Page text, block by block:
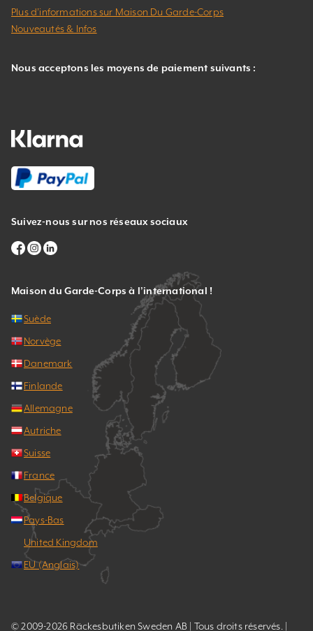
Plus d’informations sur Maison Du Garde-Corps
Nouveautés & Infos
Nous acceptons les moyens de paiement suivants :
Suivez-nous sur nos réseaux sociaux
Maison du Garde-Corps à l’international !
Suède
Norvège
Danemark
Finlande
Allemagne
Autriche
Suisse
France
Belgique
Pays-Bas
United Kingdom
EU (Anglais)
© 2009-2026 Räckesbutiken Sweden AB | Tous droits réservés. |